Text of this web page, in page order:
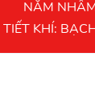
NĂM
TIẾT KHÍ: